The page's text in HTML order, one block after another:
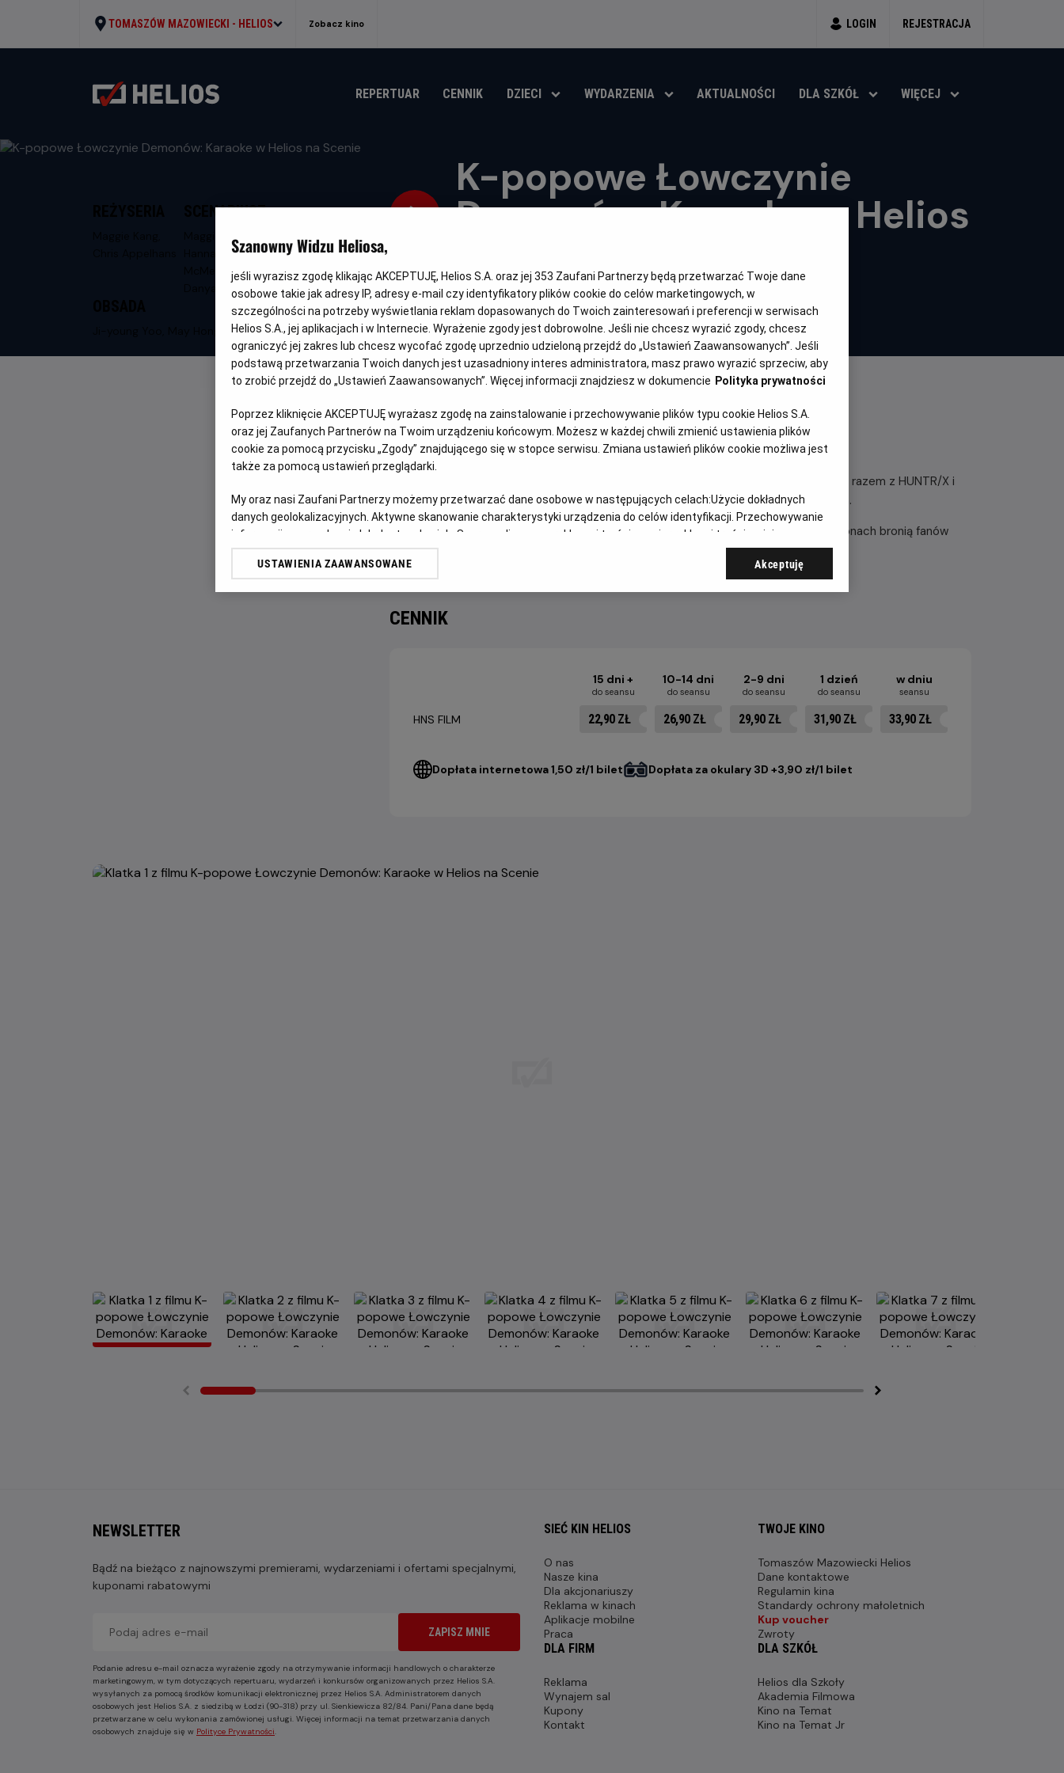
TOMASZÓW MAZOWIECKI - HELIOS Zobacz kino LOGIN REJESTRACJA
REPERTUAR CENNIK DZIECI WYDARZENIA AKTUALNOŚCI DLA SZKÓŁ WIĘCEJ
K-popowe Łowczynie
Demonów: Karaoke w Helios
Oryginalny
tytuł
K-Pop Demon Hunters Gatunek
Animowany
Minimalny
wiek
Od 10 lat
Czas
trwania
106 min
OBSERWUJ
SCENARIUSZ
Maggie Kang,
McMechan,
Danya Jimenez
Ji-young Yoo, May Hong, Arden Cho
OPIS WYDARZENIA
Bo właśnie tak tak tak się wyżej wznieś! W kinach od 10 czerwca!
Domknij Honmoon i zaśpiewaj najlepsze hity z filmu „K-popowe łowczynie demonów” razem z HUNTR/X i
Saja Boys. Pełna wersja karaoke hitowego filmu Netflixa w kinach tylko od 10 czerwca.
Gwiazdy K-popu Rumi, Mira i Zoey w przerwach między koncertami na pełnych stadionach bronią fanów
przed nadnaturalnymi zagrożeniami, korzystając ze swoich tajemnych mocy.
CENNIK
15 dni +
do seansu
10-14 dni
do seansu
2-9 dni
do seansu
1 dzień
do seansu
w dniu
seansu
HNS FILM 22,90 ZŁ 26,90 ZŁ 29,90 ZŁ 31,90 ZŁ 33,90 ZŁ
Dopłata internetowa 1,50 zł/1 bilet Dopłata za okulary 3D +3,90 zł/1 bilet
NEWSLETTER
Bądź na bieżąco z najnowszymi premierami, wydarzeniami i ofertami specjalnymi,
kuponami rabatowymi
ZAPISZ MNIE
Podanie adresu e-mail oznacza wyrażenie zgody na otrzymywanie informacji handlowych o charakterze
marketingowym, w tym dotyczących repertuaru, wydarzeń i konkursów organizowanych przez Helios S.A.
wysyłanych za pomocą środków komunikacji elektronicznej przez Helios S.A. Administratorem danych
osobowych jest Helios S.A. z siedzibą w Łodzi (90-318) przy ul. Sienkiewicza 82/84. Pani/Pana dane będą
przetwarzane w celu wykonania zamówionej usługi. Więcej informacji na temat przetwarzania danych
osobowych znajduje się w Polityce Prywatności.
SIEĆ KIN HELIOS
O nas
Nasze kina
Dla akcjonariuszy
Reklama w kinach
Aplikacje mobilne
Praca
TWOJE KINO
Tomaszów Mazowiecki Helios
Dane kontaktowe
Regulamin kina
Standardy ochrony małoletnich
Kup voucher
Zwroty
DLA FIRM
Reklama
Wynajem sal
Kupony
Kontakt
DLA SZKÓŁ
Helios dla Szkoły
Akademia Filmowa
Kino na Temat
Kino na Temat Jr
Szanowny Widzu Heliosa,
jeśli wyrazisz zgodę klikając AKCEPTUJĘ, Helios S.A. oraz jej 353 Zaufani Partnerzy będą przetwarzać Twoje dane
osobowe takie jak adresy IP, adresy e-mail czy identyfikatory plików cookie do celów marketingowych, w
szczególności na potrzeby wyświetlania reklam dopasowanych do Twoich zainteresowań i preferencji w serwisach
Helios S.A., jej aplikacjach i w Internecie. Wyrażenie zgody jest dobrowolne. Jeśli nie chcesz wyrazić zgody, chcesz
ograniczyć jej zakres lub chcesz wycofać zgodę uprzednio udzieloną przejdź do „Ustawień Zaawansowanych”. Jeśli
podstawą przetwarzania Twoich danych jest uzasadniony interes administratora, masz prawo wyrazić sprzeciw, aby
to zrobić przejdź do „Ustawień Zaawansowanych”. Więcej informacji znajdziesz w dokumencie Polityka prywatności
Poprzez kliknięcie AKCEPTUJĘ wyrażasz zgodę na zainstalowanie i przechowywanie plików typu cookie Helios S.A.
oraz jej Zaufanych Partnerów na Twoim urządzeniu końcowym. Możesz w każdej chwili zmienić ustawienia plików
cookie za pomocą przycisku „Zgody” znajdującego się w stopce serwisu. Zmiana ustawień plików cookie możliwa jest
także za pomocą ustawień przeglądarki.
My oraz nasi Zaufani Partnerzy możemy przetwarzać dane osobowe w następujących celach:Użycie dokładnych
danych geolokalizacyjnych. Aktywne skanowanie charakterystyki urządzenia do celów identyfikacji. Przechowywanie
informacji na urządzeniu lub dostęp do nich. Spersonalizowane reklamy i treści, pomiar reklam i treści, opinie
odbiorców i ulepszanie usług.
USTAWIENIA ZAAWANSOWANE Akceptuję